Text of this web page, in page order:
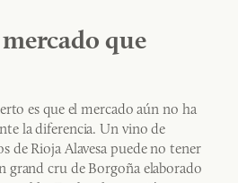
que
es que el mercado aún no ha
la diferencia. Un vino de
de Rioja Alavesa puede no tener
grand cru de Borgoña elaborado